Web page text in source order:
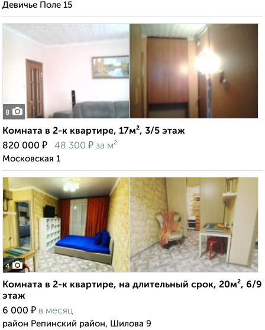
Девичье Поле 15
8
Комната в 2-к квартире, 17м², 3/5 этаж
820 000 ₽ 48 300 ₽ за м²
Московская 1
4
Комната в 2-к квартире, на длительный срок, 20м², 6/9
этаж
6 000 ₽ в месяц
район Репинский район, Шилова 9